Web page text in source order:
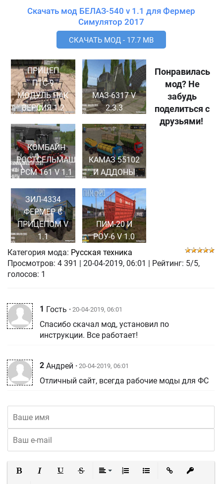
Скачать мод БЕЛАЗ-540 v 1.1 для Фермер
Симулятор 2017
СКАЧАТЬ МОД - 17.7 MB
ПРИЦЕП
ПТС-9
МОДУЛЬ ПАК
ВЕРСИЯ 1.2
МАЗ-6317 V
2.3.3
КОМБАЙН
РОСТСЕЛЬМАШ
РСМ 161 V 1.1
КАМАЗ 55102
И АДДОНЫ
ЗИЛ-4334
ФЕРМЕР С
ПРИЦЕПОМ V
1.1
ПИМ-20 И
РОУ-6 V 1.0
Понравилась
мод? Не
забудь
поделиться с
друзьями!
Категория мода: Русская техника
Просмотров: 4 391 20-04-2019, 06:01
голосов: 1
1 Гость • 20-04-2019, 06:01
Спасибо скачал мод, установил по
инструкции. Все работает!
2 Андрей • 20-04-2019, 06:01
Отличный сайт, всегда рабочие моды для ФС